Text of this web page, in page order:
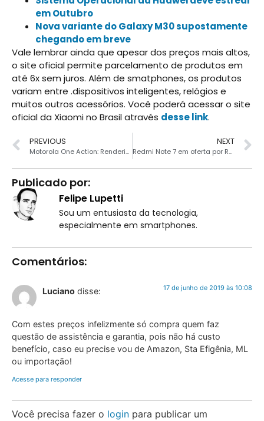
em Outubro
Nova variante do Galaxy M30 supostamente
chegando em breve
Vale lembrar ainda que apesar dos preços mais altos,
o site oficial permite parcelamento de produtos em
até 6x sem juros. Além de smatphones, os produtos
variam entre .dispositivos inteligentes, relógios e
muitos outros acessórios. Você poderá acessar o site
oficial da Xiaomi no Brasil através desse link.
PREVIOUS
Motorola One Action: Renderização confirma suposto design
NEXT
Redmi Note 7 em oferta por R$ 1187
Publicado por:
Felipe Lupetti
Sou um entusiasta da tecnologia,
especialmente em smartphones.
Comentários:
Luciano disse: 17 de junho de 2019 às 10:08
Com estes preços infelizmente só compra quem faz
questão de assistência e garantia, pois não há custo
benefício, caso eu precise vou de Amazon, Sta Efigênia, ML
ou importação!
Acesse para responder
Você precisa fazer o login para publicar um